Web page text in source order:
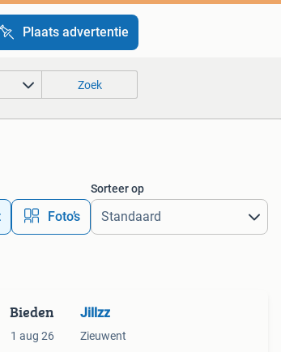
Plaats advertentie
Zoek
Foto’s
Sorteer op
Bieden
1 aug 26
Jillzz
Zieuwent